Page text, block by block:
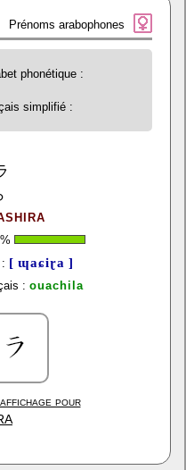
Prénoms arabophones
phonétique :
simplifié :
%
[ ɰaɕiɽa ]
: ouachila
pour